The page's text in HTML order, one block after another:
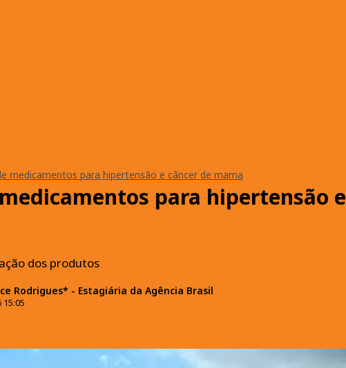
medicamentos para hipertensão e câncer de mama
para hipertensão e
dos produtos
Rodrigues* - Estagiária da Agência Brasil